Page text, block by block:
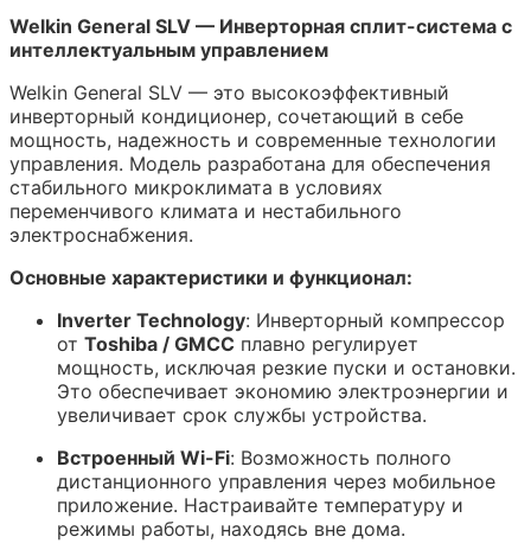
Welkin General SLV — Инверторная сплит-система с
интеллектуальным управлением
Welkin General SLV — это высокоэффективный
инверторный кондиционер, сочетающий в себе
мощность, надежность и современные технологии
управления. Модель разработана для обеспечения
стабильного микроклимата в условиях
переменчивого климата и нестабильного
электроснабжения.
Основные характеристики и функционал:
Inverter Technology: Инверторный компрессор
от Toshiba / GMCC плавно регулирует
мощность, исключая резкие пуски и остановки.
Это обеспечивает экономию электроэнергии и
увеличивает срок службы устройства.
Встроенный Wi-Fi: Возможность полного
дистанционного управления через мобильное
приложение. Настраивайте температуру и
режимы работы, находясь вне дома.